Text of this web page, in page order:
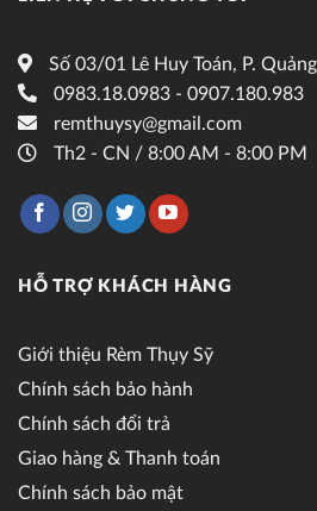
Số 03/01 Lê Huy Toán, P.
0983.18.0983 - 0907.180.983
remthuysy@gmail.com
Th2 - CN / 8:00 AM - 8:00 PM
HỖ TRỢ KHÁCH HÀNG
Giới thiệu Rèm Thụy Sỹ
Chính sách bảo hành
Chính sách đổi trả
Giao hàng & Thanh toán
Chính sách bảo mật